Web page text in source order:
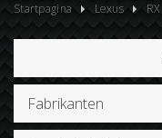
Startpagina Lexus RX
Fabrikanten